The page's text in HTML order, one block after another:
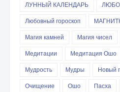
ЛУННЫЙ КАЛЕНДАРЬ
Любовный гороскоп
Магия камней
Магия чисел
Медитации
Медитация Ошо
Мудрость
Мудры Новый
Очищение
Ошо Пасха